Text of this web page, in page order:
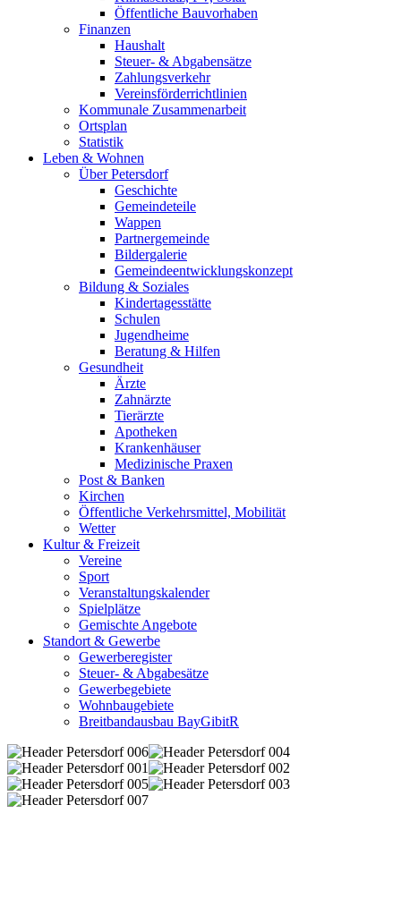
Öffentliche Bauvorhaben
Finanzen
Haushalt
Steuer- & Abgabensätze
Zahlungsverkehr
Vereinsförderrichtlinien
Kommunale Zusammenarbeit
Ortsplan
Statistik
Leben & Wohnen
Über Petersdorf
Geschichte
Gemeindeteile
Wappen
Partnergemeinde
Bildergalerie
Gemeindeentwicklungskonzept
Bildung & Soziales
Kindertagesstätte
Schulen
Jugendheime
Beratung & Hilfen
Gesundheit
Ärzte
Zahnärzte
Tierärzte
Apotheken
Krankenhäuser
Medizinische Praxen
Post & Banken
Kirchen
Öffentliche Verkehrsmittel, Mobilität
Wetter
Kultur & Freizeit
Vereine
Sport
Veranstaltungskalender
Spielplätze
Gemischte Angebote
Standort & Gewerbe
Gewerberegister
Steuer- & Abgabesätze
Gewerbegebiete
Wohnbaugebiete
Breitbandausbau BayGibitR